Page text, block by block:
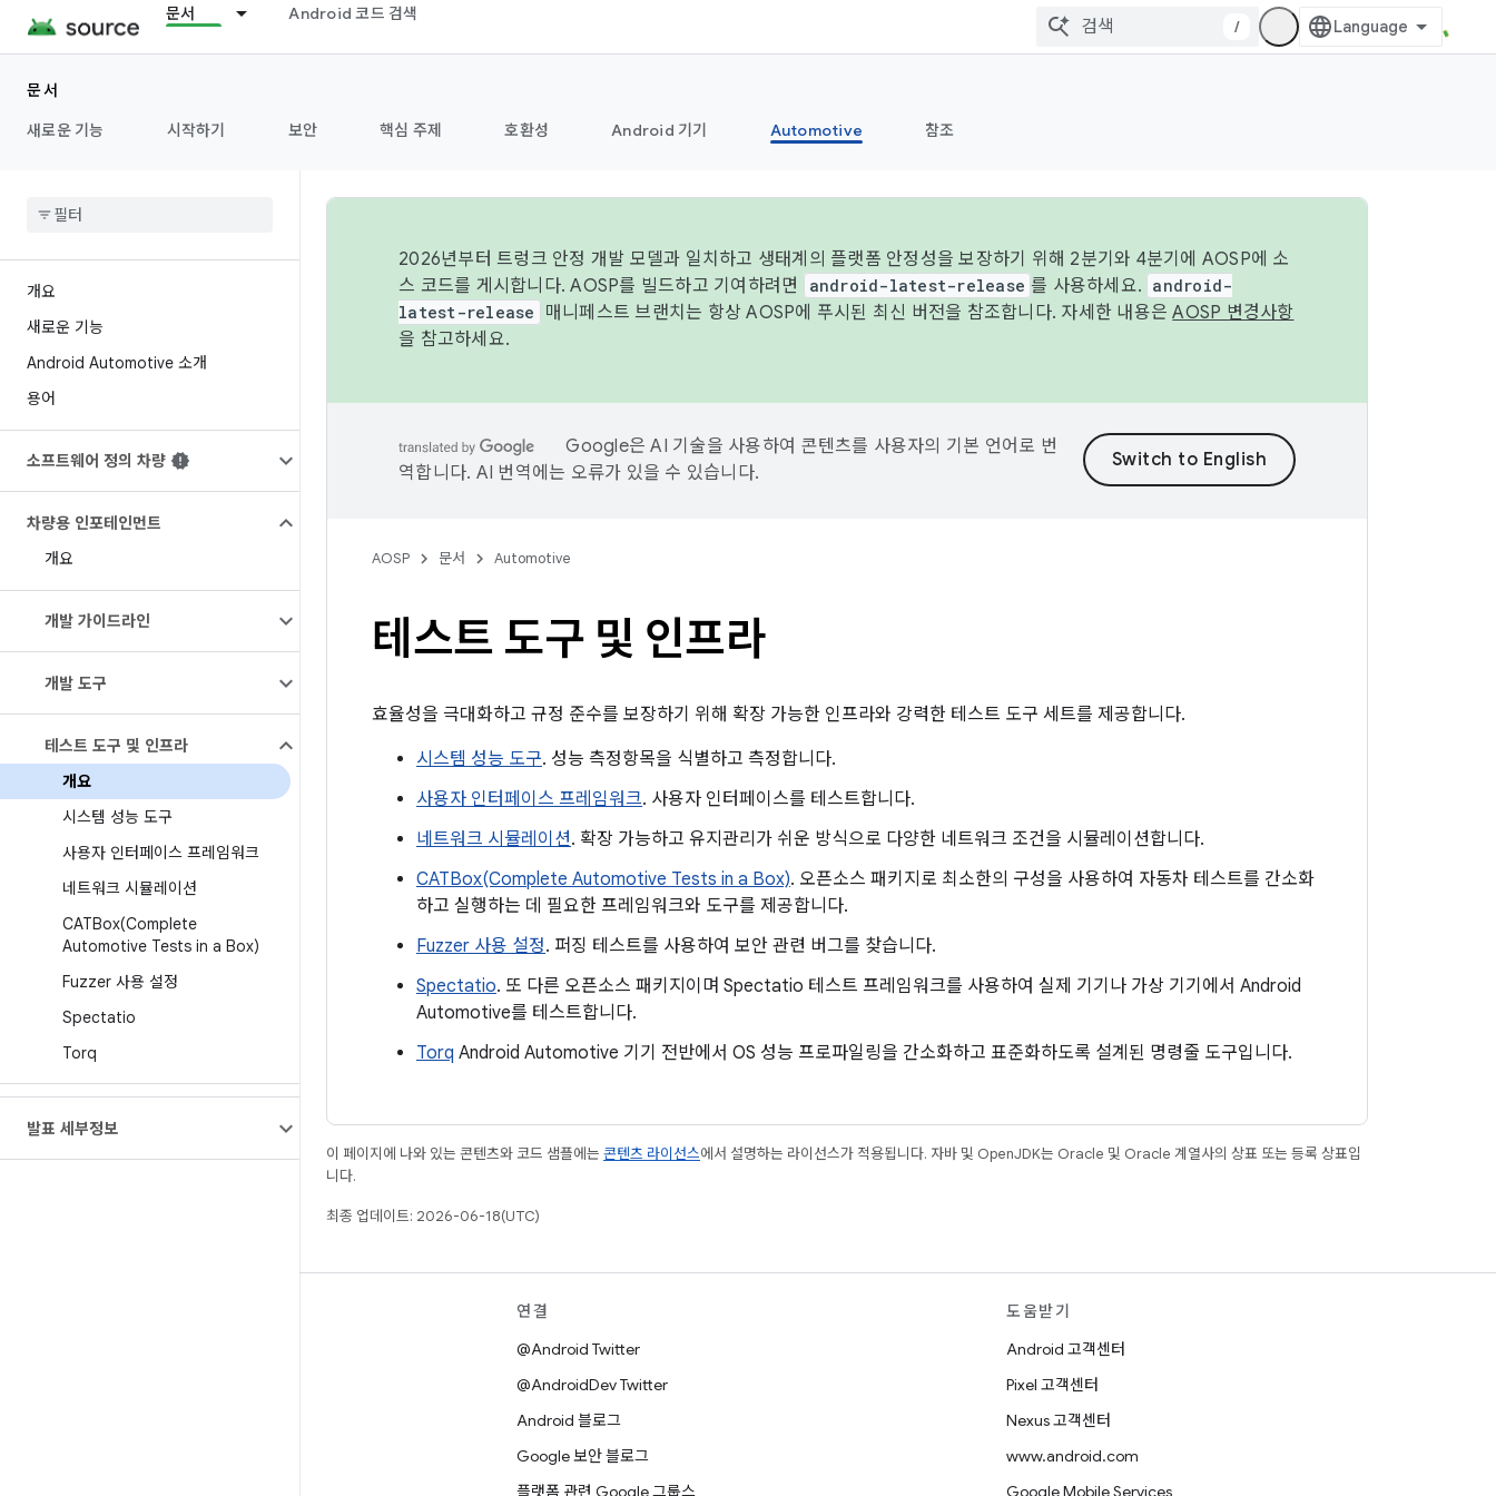
문서 Android 코드 검색
/
문서
새로운 기능
시작하기 보안 핵심 주제 호환성 Android 기기 Automotive 참조
개요
새로운 기능
Android Automotive 소개
용어
소프트웨어 정의 차량
차량용 인포테인먼트
개요
개발 가이드라인
개발 도구
테스트 도구 및 인프라
개요
시스템 성능 도구
사용자 인터페이스 프레임워크
네트워크 시뮬레이션
CATBox(Complete
Automotive Tests in a Box)
Fuzzer 사용 설정
Spectatio
Torq
발표 세부정보
2026년부터 트렁크 안정 개발 모델과 일치하고 생태계의 플랫폼 안정성을 보장하기 위해 2분기와 4분기에 AOSP에 소
스 코드를 게시합니다. AOSP를 빌드하고 기여하려면
android-latest-release 를 사용하세요. android-
latest-release
매니페스트 브랜치는 항상 AOSP에 푸시된 최신 버전을 참조합니다. 자세한 내용은AOSP 변경사항
을 참고하세요.
Google은 AI 기술을 사용하여 콘텐츠를 사용자의 기본 언어로 번
역합니다. AI 번역에는 오류가 있을 수 있습니다.
AOSP 문서 Automotive
테스트 도구 및 인프라
효율성을 극대화하고 규정 준수를 보장하기 위해 확장 가능한 인프라와 강력한 테스트 도구 세트를 제공합니다.
시스템 성능 도구. 성능 측정항목을 식별하고 측정합니다.
사용자 인터페이스 프레임워크. 사용자 인터페이스를 테스트합니다.
네트워크 시뮬레이션. 확장 가능하고 유지관리가 쉬운 방식으로 다양한 네트워크 조건을 시뮬레이션합니다.
CATBox(Complete Automotive Tests in a Box). 오픈소스 패키지로 최소한의 구성을 사용하여 자동차 테스트를 간소화
하고 실행하는 데 필요한 프레임워크와 도구를 제공합니다.
Fuzzer 사용 설정. 퍼징 테스트를 사용하여 보안 관련 버그를 찾습니다.
Spectatio. 또 다른 오픈소스 패키지이며 Spectatio 테스트 프레임워크를 사용하여 실제 기기나 가상 기기에서 Android
Automotive를 테스트합니다.
Torq Android Automotive 기기 전반에서 OS 성능 프로파일링을 간소화하고 표준화하도록 설계된 명령줄 도구입니다.
이 페이지에 나와 있는 콘텐츠와 코드 샘플에는 콘텐츠 라이선스에서 설명하는 라이선스가 적용됩니다. 자바 및 OpenJDK는 Oracle 및 Oracle 계열사의 상표 또는 등록 상표입
니다.
최종 업데이트: 2026-06-18(UTC)
연결
@Android Twitter
@AndroidDev Twitter
Android 블로그
Google 보안 블로그
플랫폼 관련 Google 그룹스
도움받기
Android 고객센터
Pixel 고객센터
Nexus 고객센터
www.android.com
Google Mobile Services